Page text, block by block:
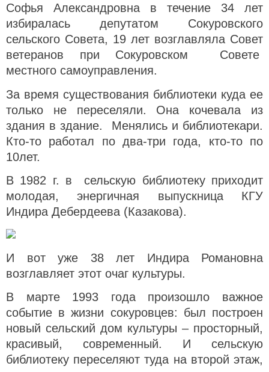
Софья Александровна в течение 34 лет
избиралась депутатом Сокуровского
сельского Совета, 19 лет возглавляла Совет
ветеранов при Сокуровском Совете
местного самоуправления.
За время существования библиотеки куда ее
только не переселяли. Она кочевала из
здания в здание. Менялись и библиотекари.
Кто-то работал по два-три года, кто-то по
10лет.
В 1982 г. в сельскую библиотеку приходит
молодая, энергичная выпускница КГУ
Индира Дебердеева (Казакова).
И вот уже 38 лет Индира Романовна
возглавляет этот очаг культуры.
В марте 1993 года произошло важное
событие в жизни сокуровцев: был построен
новый сельский дом культуры – просторный,
красивый, современный. И сельскую
библиотеку переселяют туда на второй этаж,